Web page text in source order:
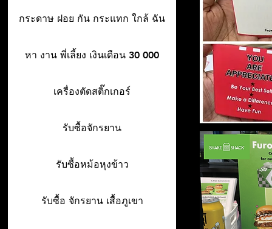
กระดาษ ฝอย กัน กระแทก ใกล้ ฉัน
หา งาน พี่เลี้ยง เงินเดือน 30 000
เครื่องตัดสติ๊กเกอร์
รับซื้อจักรยาน
รับซื้อหม้อหุงข้าว
รับซื้อ จักรยาน เสื้อภูเขา